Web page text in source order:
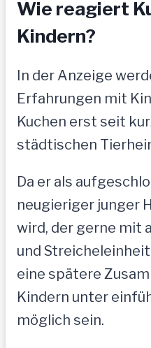
Wie reagiert
Kindern?
In der Anzeige
Erfahrungen mit
Kuchen erst seit
städtischen
Da er als
neugieriger junger
wird, der gerne mit
und
eine spätere
Kindern unter
möglich sein.